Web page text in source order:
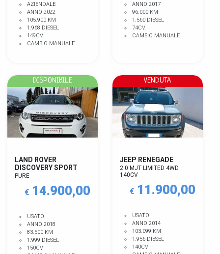
AZIENDALE
ANNO 2022
105.900 KM
1.968 DIESEL
149CV
CAMBIO MANUALE
ANNO 2017
96.000 KM
1.560 DIESEL
74CV
CAMBIO MANUALE
DISPONIBILE
LAND ROVER
DISCOVERY SPORT
PURE
€14.900,00
USATO
ANNO 2018
83.500 KM
1.999 DIESEL
150CV
VENDUTA
JEEP RENEGADE
2.0 MJT LIMITED 4WD
140CV
€11.900,00
USATO
ANNO 2014
103.099 KM
1.956 DIESEL
140CV